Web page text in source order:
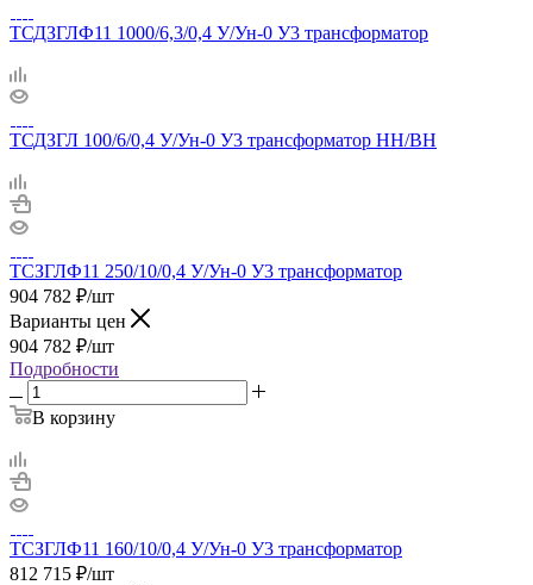
ТСДЗГЛФ11 1000/6,3/0,4 У/Ун-0 У3 трансформатор
ТСДЗГЛ 100/6/0,4 У/Ун-0 У3 трансформатор НН/ВН
ТСЗГЛФ11 250/10/0,4 У/Ун-0 У3 трансформатор
904 782 ₽/шт
Варианты цен
904 782 ₽/шт
Подробности
В корзину
ТСЗГЛФ11 160/10/0,4 У/Ун-0 У3 трансформатор
812 715 ₽/шт